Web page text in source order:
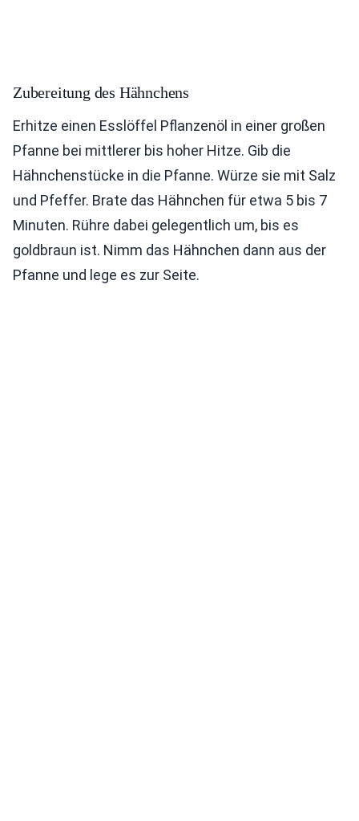
Zubereitung des Hähnchens
Erhitze einen Esslöffel Pflanzenöl in einer großen
Pfanne bei mittlerer bis hoher Hitze. Gib die
Hähnchenstücke in die Pfanne. Würze sie mit Salz
und Pfeffer. Brate das Hähnchen für etwa 5 bis 7
Minuten. Rühre dabei gelegentlich um, bis es
goldbraun ist. Nimm das Hähnchen dann aus der
Pfanne und lege es zur Seite.